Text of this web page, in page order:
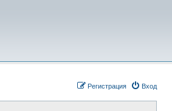
Вход
Регистрация